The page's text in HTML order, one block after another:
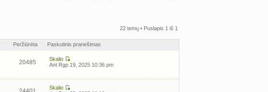
22 temų • Puslapis 1 iš 1
Peržiūrėta Paskutinis pranešimas
20485
Skalio
Ant Rgp 19, 2025 10:36 pm
Skalio